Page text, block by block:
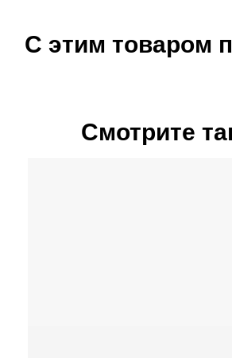
С этим товаром
Смотрите